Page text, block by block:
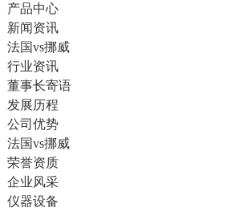
产品中心
新闻资讯
法国vs挪威
行业资讯
董事长寄语
发展历程
公司优势
法国vs挪威
荣誉资质
企业风采
仪器设备